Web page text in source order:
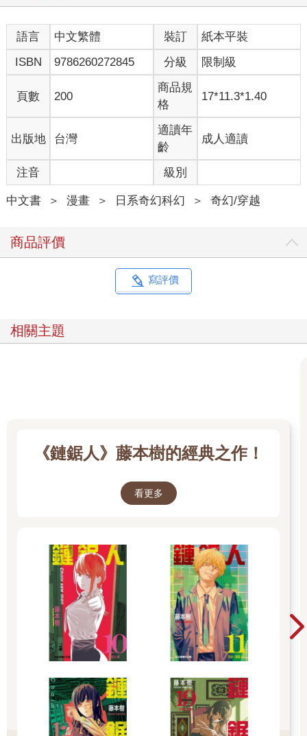
語言 中文繁體 裝訂
紙本平裝
ISBN
9786260272845 分級 限制級
頁數 200
商品規
格
17*11.3*1.40
出版地 台灣
適讀年
齡
成人適讀
注音 級別
中文書 ＞ 漫畫 ＞ 日系奇幻科幻 ＞ 奇幻/穿越
商品評價
寫評價
相關主題
《鏈鋸人》藤本樹的經典之作！
看更多